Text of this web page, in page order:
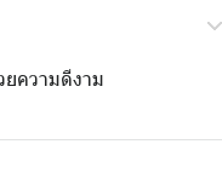
ยความดีงาม